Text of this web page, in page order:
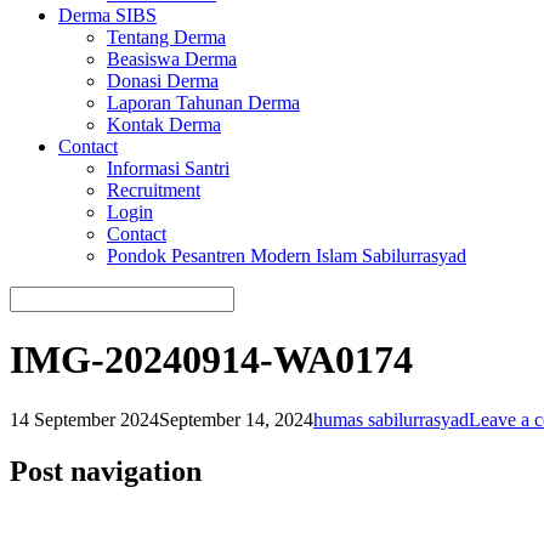
Derma SIBS
Tentang Derma
Beasiswa Derma
Donasi Derma
Laporan Tahunan Derma
Kontak Derma
Contact
Informasi Santri
Recruitment
Login
Contact
Pondok Pesantren Modern Islam Sabilurrasyad
IMG-20240914-WA0174
14 September 2024September 14, 2024humas sabilurrasyadLeave a
Post navigation